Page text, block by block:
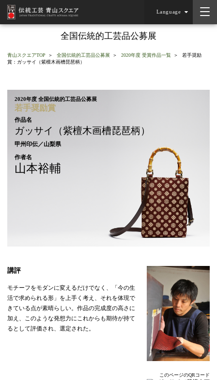
Language
全国伝統的工芸品公募展
青山スクエアTOP 全国伝統的工芸品公募展 2020年度 受賞作品一覧
若手奨励
賞：ガッサイ（紫檀木画槽琵琶柄）
2020年度 全国伝統的工芸品公募展
若手奨励賞
作品名
ガッサイ（紫檀木画槽琵琶柄）
甲州印伝／山梨県
作者名
山本裕輔
このページのQRコード
講評
モチーフをモダンに変えるだけでなく、「今の生
活で求められる形」を上手く考え、それを体現で
きている点が素晴らしい。作品の完成度の高さに
加え、このような発想力にこれからも期待が持て
るとして評価され、選定された。